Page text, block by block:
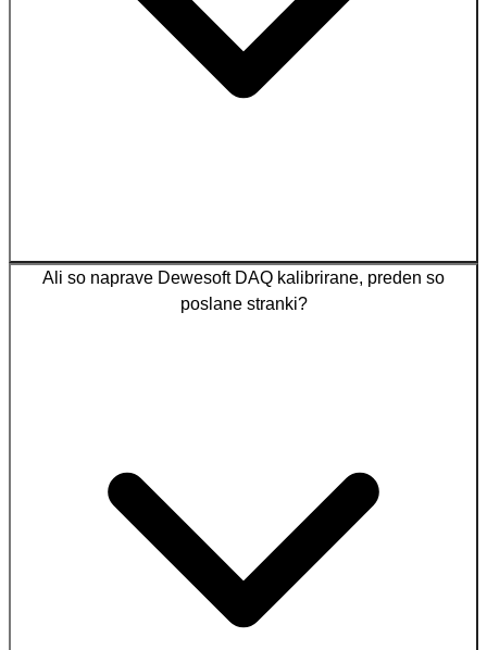
Ali so naprave Dewesoft DAQ kalibrirane, preden so
poslane stranki?